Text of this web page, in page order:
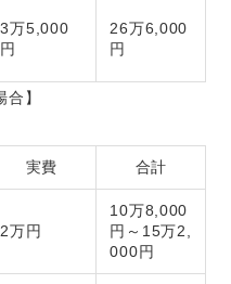
3万5,000
円
26万6,000
円
】
実費 合計
2万円
10万8,000
円～15万2,
000円